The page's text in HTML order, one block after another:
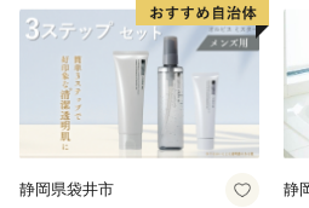
静岡県袋井市 静